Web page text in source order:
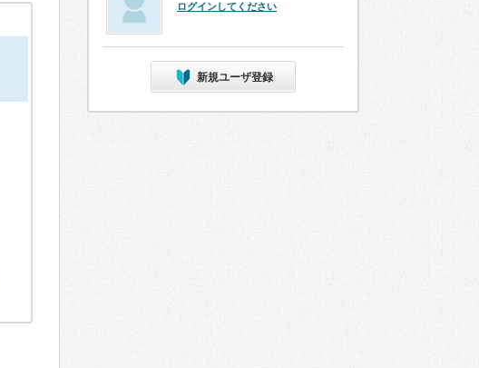
ログインしてください
新規ユーザ登録